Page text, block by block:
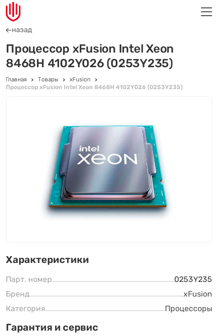
назад
Процессор xFusion Intel Xeon
8468H 4102Y026 (0253Y235)
Главная Товары
xFusion
Процессор xFusion Intel Xeon 8468H 4102Y026 (0253Y235)
Характеристики
Парт. номер
0253Y235
Бренд
xFusion
Категория
Процессоры
Гарантия и сервис